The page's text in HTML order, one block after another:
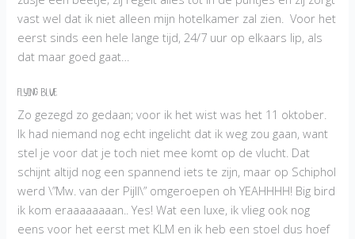
vast wel dat ik niet alleen mijn hotelkamer zal zien. Voor het
eerst sinds een hele lange tijd, 24/7 uur op elkaars lip, als
dat maar goed gaat…
Flying Blue
Zo gezegd zo gedaan; voor ik het wist was het 11 oktober.
Ik had niemand nog echt ingelicht dat ik weg zou gaan, want
stel je voor dat je toch niet mee komt op de vlucht. Dat
schijnt altijd nog een spannend iets te zijn, maar op Schiphol
werd \”Mw. van der Pijll\” omgeroepen oh YEAHHHH! Big bird
ik kom eraaaaaaaan.. Yes! Wat een luxe, ik vlieg ook nog
eens voor het eerst met KLM en ik heb een stoel dus hoef